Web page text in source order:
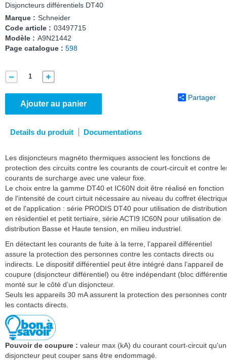
Disjoncteurs différentiels DT40
Marque : Schneider
Code article : 03497715
Modèle : A9N21442
Page catalogue : 598
Ajouter au panier
Partager
Details du produit Documentations
Les disjoncteurs magnéto thermiques associent les fonctions de
protection des circuits contre les courants de court-circuit et contre
courants de surcharge avec une valeur fixe.
Le choix entre la gamme DT40 et IC60N doit être réalisé en fonction
de l'intensité de court cirtuit nécessaire au niveau du coffret
et de l'application : série PRODIS DT40 pour utilisation de distribution
en résidentiel et petit tertiaire, série ACTI9 IC60N pour utilisation de
distribution Basse et Haute tension, en milieu industriel.
En détectant les courants de fuite à la terre, l’appareil différentiel
assure la protection des personnes contre les contacts directs ou
indirects. Le dispositif différentiel peut être intégré dans l’appareil de
coupure (disjoncteur différentiel) ou être indépendant (bloc
monté sur le côté d’un disjoncteur.
Seuls les appareils 30 mA assurent la protection des personnes
les contacts directs.
Pouvoir de coupure : valeur max (kA) du courant court-circuit qu'un
disjoncteur peut couper sans être endommagé.